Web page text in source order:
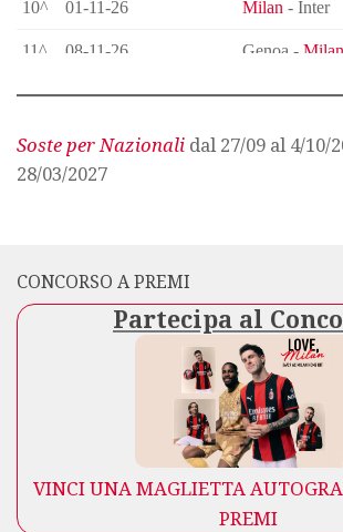
Soste per Nazionali dal 27/09 al 4/10/
28/03/2027
CONCORSO A PREMI
Partecipa al
VINCI UNA MAGLIETTA
PREMI